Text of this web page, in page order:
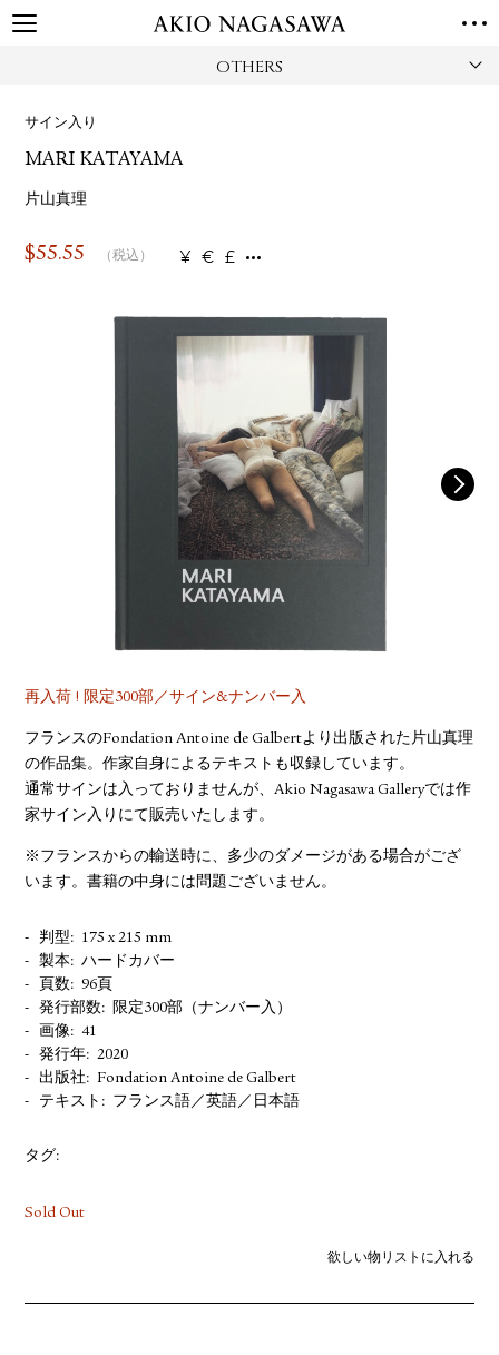
OTHERS
サイン入り
MARI KATAYAMA
片山真理
$55.55 （税込） ¥ € £
Sold Out
欲しい物リストに入れる
再入荷 ! 限定300部／サイン&ナンバー入
フランスのFondation Antoine de Galbertより出版された片山真理
の作品集。作家自身によるテキストも収録しています。
通常サインは入っておりませんが、Akio Nagasawa Galleryでは作
家サイン入りにて販売いたします。
※フランスからの輸送時に、多少のダメージがある場合がござ
います。書籍の中身には問題ございません。
判型
175 x 215 mm
製本
ハードカバー
頁数
96頁
発行部数
限定300部（ナンバー入）
画像
41
発行年
2020
出版社
Fondation Antoine de Galbert
テキスト
フランス語／英語／日本語
タグ:
ONLINE
PUBLISHING
LOCATIONS
PRIVACY POLICY
INSTAGRAM
PUBLISHING
FACEBOOK